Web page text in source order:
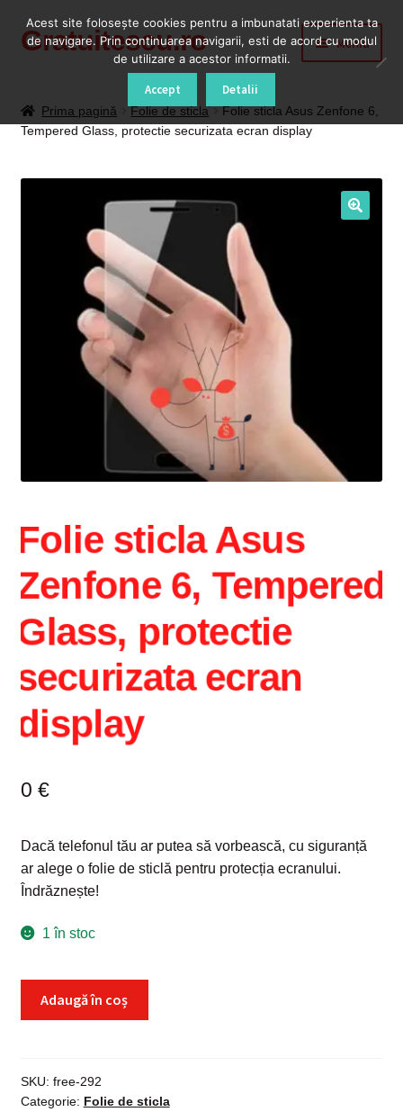
Sari
Sari
Gratuitescu.ro Meniu
Blog
Cod Deblocare Radio, Decodare Casetofon Auto
Contul meu
Intrebari si raspunsuri
Prima pagină Folie de sticla
Folie sticla Asus Zenfone 6,
Tempered Glass, protectie securizata ecran display
Folie sticla Asus
Zenfone 6, Tempered
Glass, protectie
securizata ecran
display
0 €
Dacă telefonul tău ar putea să vorbească, cu siguranță
ar alege o folie de sticlă pentru protecția ecranului.
Îndrăznește!
1 în stoc
Zenfone
6,
Adaugă în coș
SKU: free-292
Categorie: Folie de sticla
Acest site foloseşte cookies pentru a imbunatati experienta ta
de navigare. Prin continuarea navigarii, esti de acord cu modul
de utilizare a acestor informatii.
Accept Detalii